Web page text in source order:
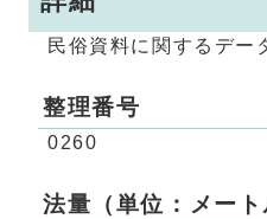
民俗資料に関するデー
整理番号
0260
法量（単位：メート